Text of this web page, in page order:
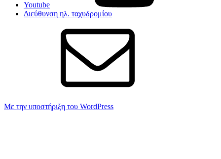
Youtube
Διεύθυνση ηλ. ταχυδρομίου
Με την υποστήριξη του WordPress